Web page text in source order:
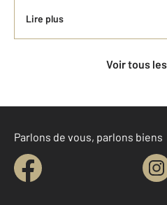
Lire plus
Voir tous
Parlons de vous, parlons biens